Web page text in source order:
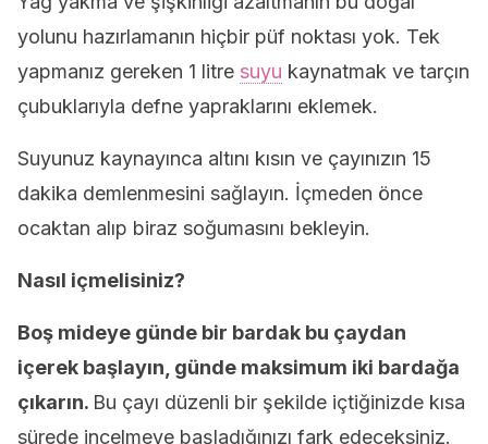
yolunu hazırlamanın hiçbir püf noktası yok. Tek
yapmanız gereken 1 litre suyu kaynatmak ve tarçın
çubuklarıyla defne yapraklarını eklemek.
Suyunuz kaynayınca altını kısın ve çayınızın 15
dakika demlenmesini sağlayın. İçmeden önce
ocaktan alıp biraz soğumasını bekleyin.
Nasıl içmelisiniz?
Boş mideye günde bir bardak bu çaydan
içerek başlayın, günde maksimum iki bardağa
çıkarın. Bu çayı düzenli bir şekilde içtiğinizde kısa
sürede incelmeye başladığınızı fark edeceksiniz.